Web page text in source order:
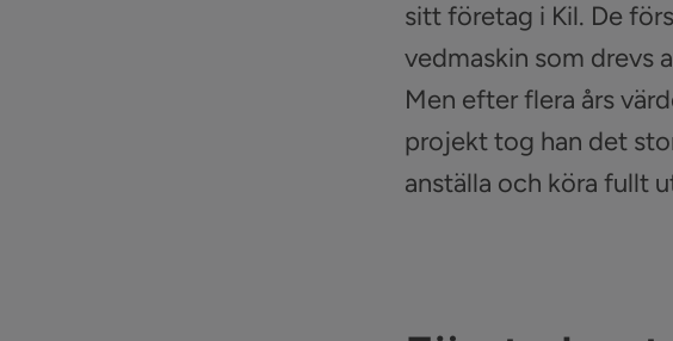
sitt företag i Kil. De
vedmaskin som drevs
Men efter flera års
projekt tog han det
anställa och köra fullt